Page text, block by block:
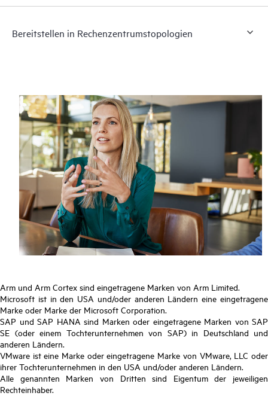
Bereitstellen in Rechenzentrumstopologien
Arm und Arm Cortex sind eingetragene Marken von Arm Limited.
Microsoft ist in den USA und/oder anderen Ländern eine eingetragene
Marke oder Marke der Microsoft Corporation.
SAP und SAP HANA sind Marken oder eingetragene Marken von SAP
SE (oder einem Tochterunternehmen von SAP) in Deutschland und
anderen Ländern.
VMware ist eine Marke oder eingetragene Marke von VMware, LLC oder
ihrer Tochterunternehmen in den USA und/oder anderen Ländern.
Alle genannten Marken von Dritten sind Eigentum der jeweiligen
Rechteinhaber.